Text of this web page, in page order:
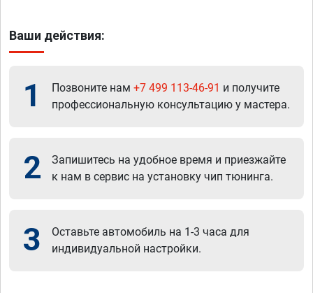
Ваши действия:
1 Позвоните нам +7 499 113-46-91 и получите
профессиональную консультацию у мастера.
2
Запишитесь на удобное время и приезжайте
к нам в сервис на установку чип тюнинга.
3
Оставьте автомобиль на 1-3 часа для
индивидуальной настройки.